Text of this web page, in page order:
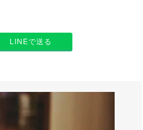
LINEで送る